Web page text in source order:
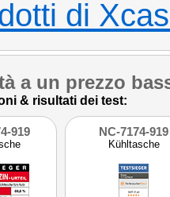
di
a un prezzo
& risultati dei test:
919 NC-7174-919
Kühltasche